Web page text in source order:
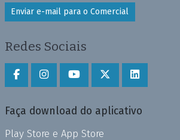
Enviar e-mail para o Comercial
Redes Sociais
Faça download do aplicativo
Play Store e App Store